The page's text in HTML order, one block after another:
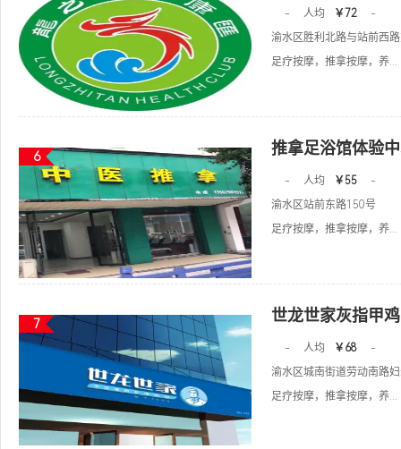
- 人均 ￥72
-
渝水区胜利北路与站前西
足疗按摩，推拿按摩，养...
6 推拿足浴馆体验
- 人均 ￥55
-
渝水区站前东路150号
足疗按摩，推拿按摩，养...
7 世龙世家灰指甲
- 人均 ￥68
-
渝水区城南街道劳动南路
足疗按摩，推拿按摩，养...